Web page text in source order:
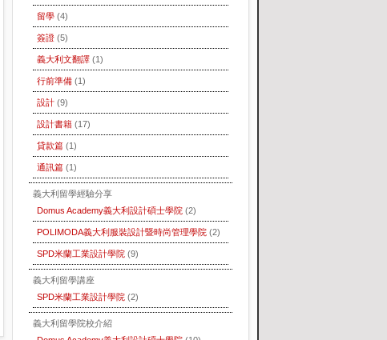
留學 (4)
簽證 (5)
義大利文翻譯 (1)
行前準備 (1)
設計 (9)
設計書籍 (17)
貸款篇 (1)
通訊篇 (1)
義大利留學經驗分享
Domus Academy義大利設計碩士學院 (2)
POLIMODA義大利服裝設計暨時尚管理學院 (2)
SPD米蘭工業設計學院 (9)
義大利留學講座
SPD米蘭工業設計學院 (2)
義大利留學院校介紹